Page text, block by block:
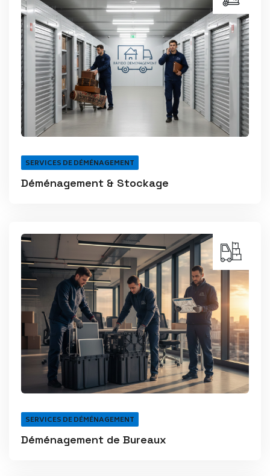
SERVICES DE DÉMÉNAGEMENT
Déménagement & Stockage
SERVICES DE DÉMÉNAGEMENT
Déménagement de Bureaux